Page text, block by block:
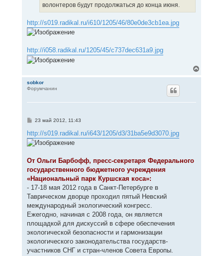
волонтеров будут продолжаться до конца июня.
http://s019.radikal.ru/i610/1205/46/80e0de3cb1ea.jpg
http://i058.radikal.ru/1205/45/c737dec631a9.jpg
sobkor
Форумчанин
С
о
б
щ
и
е
23 май 2012, 11:43
http://s019.radikal.ru/i643/1205/d3/31ba5e9d3070.jpg
От Ольги Барбофф, пресс-секретаря Федерального
государственного бюджетного учреждения
«Национальный парк Куршская коса»:
- 17-18 мая 2012 года в Санкт-Петербурге в
Таврическом дворце проходил пятый Невский
международный экологический конгресс.
Ежегодно, начиная с 2008 года, он является
площадкой для дискуссий в сфере обеспечения
экологической безопасности и гармонизации
экологического законодательства государств-
участников СНГ и стран-членов Совета Европы.